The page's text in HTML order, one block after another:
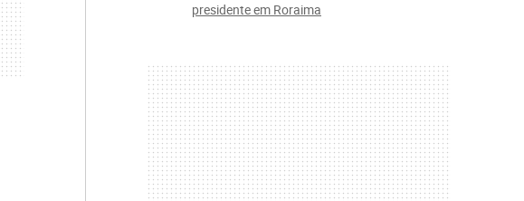
presidente em Roraima